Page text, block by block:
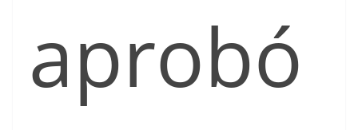
aprobó